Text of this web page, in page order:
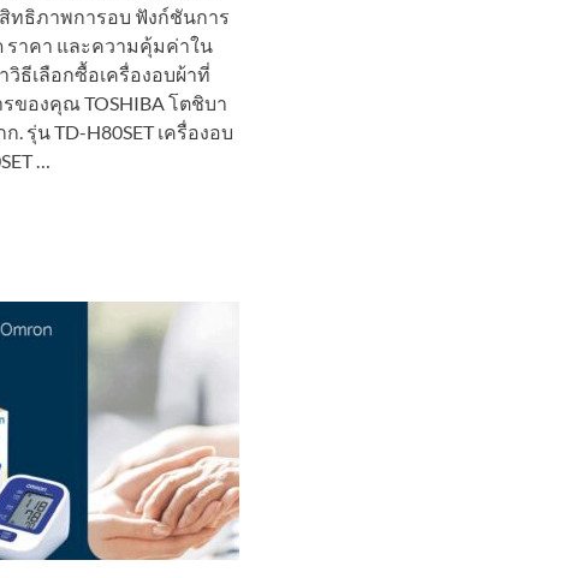
สิทธิภาพการอบ ฟังก์ชันการ
ราคา และความคุ้มค่าใน
ธีเลือกซื้อเครื่องอบผ้าที่
ของคุณ TOSHIBA โตชิบา
. รุ่น TD-H80SET เครื่องอบ
…